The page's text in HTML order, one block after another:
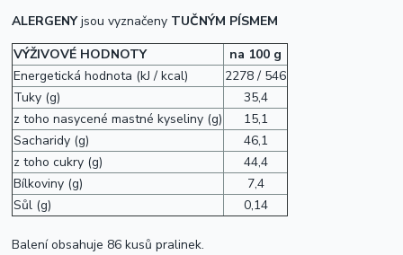
ALERGENYjsou vyznačeny TUČNÝM PÍSMEM
VÝŽIVOVÉ HODNOTY
na 100 g
Energetická hodnota (kJ / kcal)
2278 / 546
Tuky (g)
35,4
z toho nasycené mastné kyseliny (g)
15,1
Sacharidy (g)
46,1
z toho cukry (g)
44,4
Bílkoviny (g)
7,4
Sůl (g)
0,14
Balení obsahuje 86 kusů pralinek.